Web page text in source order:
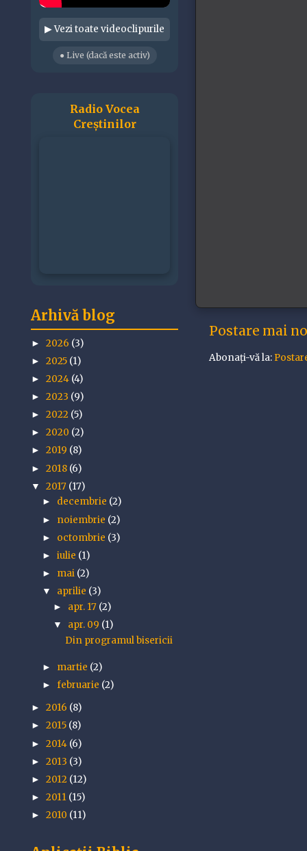
Postare mai
Abonați-vă la:
▶ Vezi toate videoclipurile
● Live (dacă este activ)
Radio Vocea
Creștinilor
Arhivă blog
► 2026 (3)
► 2025 (1)
► 2024 (4)
► 2023 (9)
► 2022 (5)
► 2020 (2)
► 2019 (8)
► 2018 (6)
▼ 2017 (17)
► decembrie (2)
► noiembrie (2)
► octombrie (3)
►iulie (1)
► mai (2)
▼ aprilie (3)
► apr. 17 (2)
▼ apr. 09 (1)
Din programul bisericii
► martie (2)
►februarie (2)
► 2016 (8)
► 2015 (8)
► 2014 (6)
► 2013 (3)
► 2012 (12)
► 2011 (15)
► 2010 (11)